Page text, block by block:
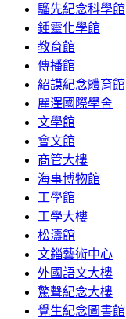
騮先紀念科學館
鍾靈化學館
教育館
傳播館
紹謨紀念體育館
麗澤國際學舍
文學館
會文館
商管大樓
海事博物館
工學館
工學大樓
松濤館
文錙藝術中心
外國語文大樓
驚聲紀念大樓
覺生紀念圖書館